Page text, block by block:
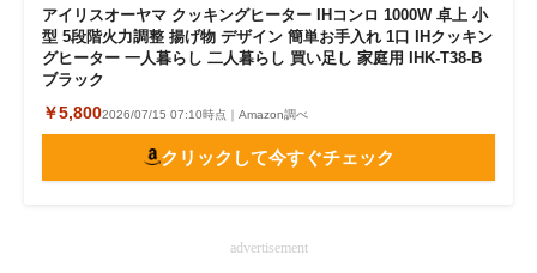
アイリスオーヤマ クッキングヒーター IHコンロ 1000W 卓上 小
型 5段階火力調整 揚げ物 デザイン 簡単お手入れ 1口 IHクッキン
グヒーター 一人暮らし 二人暮らし 買い足し 家庭用 IHK-T38-B
ブラック
￥5,8002026/07/15 07:10時点｜Amazon調べ
クリックして今すぐチェック
advertisement